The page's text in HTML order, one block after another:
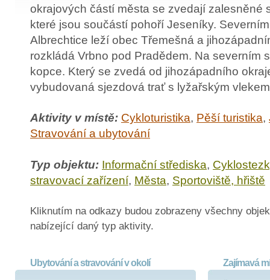
okrajových částí města se zvedají zalesněné
které jsou součástí pohoří Jeseníky.
Albrechtice leží obec Třemešná a
rozkládá Vrbno pod Pradědem. Na severním
kopce. Který se zvedá od jihozápadního
vybudovaná sjezdová trať s lyžařským
Aktivity v místě: Cykloturistika, Pěší turistika,
Stravování a ubytování
Typ objektu: Informační střediska,
stravovací zařízení, Města, Sportoviště, hřiště
Kliknutím na odkazy budou zobrazeny všechny
nabízející daný typ aktivity.
Ubytování a stravování v okolí Zajímavá